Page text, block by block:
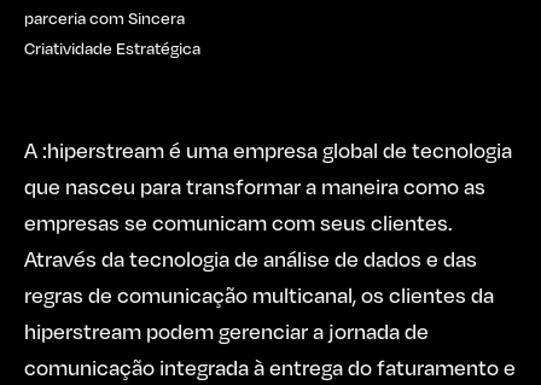
parceria com Sincera
Criatividade Estratégica
A :hiperstream é uma empresa global de tecnologia
que nasceu para transformar a maneira como as
empresas se comunicam com seus clientes.
Através da tecnologia de análise de dados e das
regras de comunicação multicanal, os clientes da
hiperstream podem gerenciar a jornada de
comunicação integrada à entrega do faturamento e